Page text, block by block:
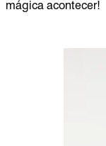
mágica acontecer!